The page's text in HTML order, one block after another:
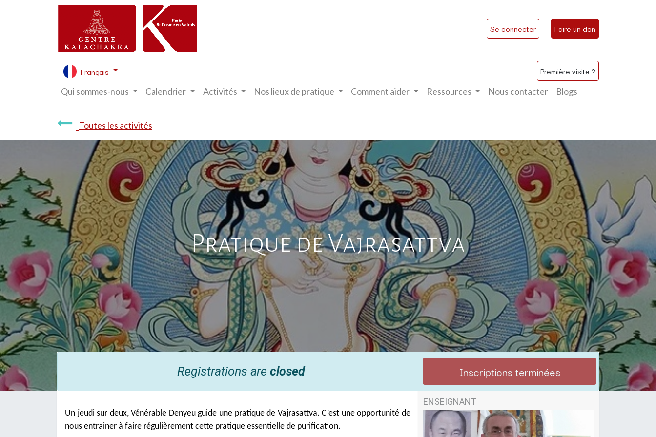
Se connecter Faire un don
Français Première visite ?
Qui sommes-nous Calendrier Activités Nos lieux de pratique Comment aider Ressources Nous contacter Blogs
Toutes les activités
Pratique de Vajrasattva
Registrations are closed Inscriptions terminées
Un jeudi sur deux, Vénérable Denyeu guide une pratique de Vajrasattva. C’est une opportunité de
nous entrainer à faire régulièrement cette pratique essentielle de purification.
ENSEIGNANT